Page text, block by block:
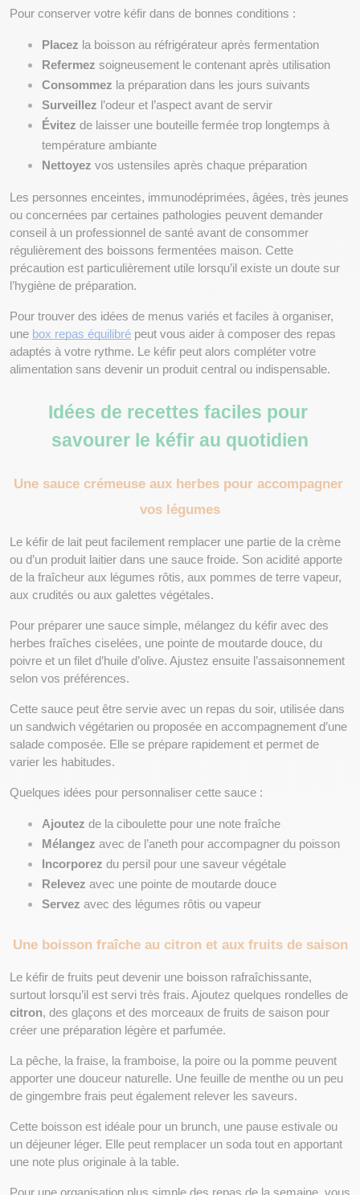
Pour conserver votre kéfir dans de bonnes conditions :
Placez la boisson au réfrigérateur après fermentation
Refermez soigneusement le contenant après utilisation
Consommez la préparation dans les jours suivants
Surveillez l’odeur et l’aspect avant de servir
Évitez de laisser une bouteille fermée trop longtemps à
température ambiante
Nettoyez vos ustensiles après chaque préparation
Les personnes enceintes, immunodéprimées, âgées, très jeunes
ou concernées par certaines pathologies peuvent demander
conseil à un professionnel de santé avant de consommer
régulièrement des boissons fermentées maison. Cette
précaution est particulièrement utile lorsqu’il existe un doute sur
l’hygiène de préparation.
Pour trouver des idées de menus variés et faciles à organiser,
une box repas équilibré peut vous aider à composer des repas
adaptés à votre rythme. Le kéfir peut alors compléter votre
alimentation sans devenir un produit central ou indispensable.
Idées de recettes faciles pour
savourer le kéfir au quotidien
Une sauce crémeuse aux herbes pour accompagner
vos légumes
Le kéfir de lait peut facilement remplacer une partie de la crème
ou d’un produit laitier dans une sauce froide. Son acidité apporte
de la fraîcheur aux légumes rôtis, aux pommes de terre vapeur,
aux crudités ou aux galettes végétales.
Pour préparer une sauce simple, mélangez du kéfir avec des
herbes fraîches ciselées, une pointe de moutarde douce, du
poivre et un filet d’huile d’olive. Ajustez ensuite l’assaisonnement
selon vos préférences.
Cette sauce peut être servie avec un repas du soir, utilisée dans
un sandwich végétarien ou proposée en accompagnement d’une
salade composée. Elle se prépare rapidement et permet de
varier les habitudes.
Quelques idées pour personnaliser cette sauce :
Ajoutez de la ciboulette pour une note fraîche
Mélangez avec de l’aneth pour accompagner du poisson
Incorporez du persil pour une saveur végétale
Relevez avec une pointe de moutarde douce
Servez avec des légumes rôtis ou vapeur
Une boisson fraîche au citron et aux fruits de saison
Le kéfir de fruits peut devenir une boisson rafraîchissante,
citron, des glaçons et des morceaux de fruits de saison pour
créer une préparation légère et parfumée.
La pêche, la fraise, la framboise, la poire ou la pomme peuvent
apporter une douceur naturelle. Une feuille de menthe ou un peu
de gingembre frais peut également relever les saveurs.
Cette boisson est idéale pour un brunch, une pause estivale ou
un déjeuner léger. Elle peut remplacer un soda tout en apportant
une note plus originale à la table.
Pour une organisation plus simple des repas de la semaine, vous